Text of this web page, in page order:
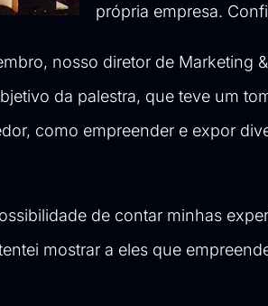
própria empresa.
nosso diretor de Marketing
da palestra, que teve um
como empreender e expor
de contar minhas
mostrar a eles que